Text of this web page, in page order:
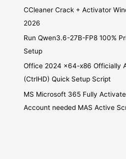
CCleaner Crack + Activator
2026
Run Qwen3.6-27B-FP8 100%
Setup
Office 2024 x64-x86 Officially
(CtrlHD) Quick Setup Script
MS Microsoft 365 Fully
Account needed MAS Active